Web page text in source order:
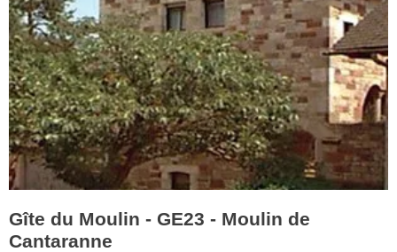
Gîte du Moulin - GE23 - Moulin de
Cantaranne